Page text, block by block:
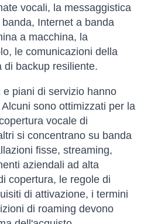
vocali, la messaggistica
Internet a banda
a macchina, la
le comunicazioni della
di backup resiliente.
piani di servizio hanno
sono ottimizzati per la
vocale di
si concentrano su banda
fisse, streaming,
aziendali ad alta
copertura, le regole di
di attivazione, i termini
di roaming devono